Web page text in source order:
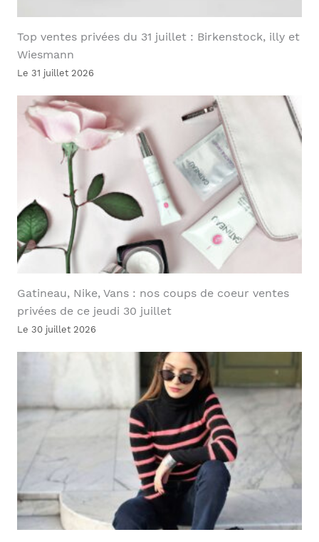
Top ventes privées du 31 juillet : Birkenstock, illy et
Wiesmann
Le 31 juillet 2026
Gatineau, Nike, Vans : nos coups de coeur ventes
privées de ce jeudi 30 juillet
Le 30 juillet 2026